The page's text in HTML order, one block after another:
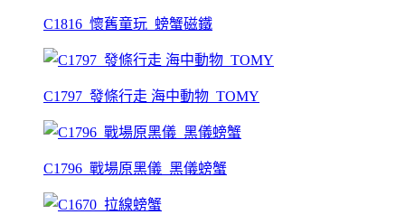
C1816_懷舊童玩_螃蟹磁鐵
C1797_發條行走 海中動物_TOMY
C1796_戰場原黑儀_黑儀螃蟹